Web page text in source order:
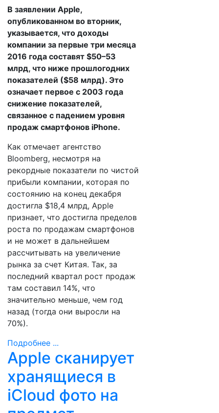
В заявлении Apple,
опубликованном во вторник,
указывается, что доходы
компании за первые три месяца
2016 года составят $50–53
млрд, что ниже прошлогодних
показателей ($58 млрд). Это
означает первое с 2003 года
снижение показателей,
связанное с падением уровня
продаж смартфонов iPhone.
Как отмечает агентство
Bloomberg, несмотря на
рекордные показатели по чистой
прибыли компании, которая по
состоянию на конец декабря
достигла $18,4 млрд, Apple
признает, что достигла пределов
роста по продажам смартфонов
и не может в дальнейшем
рассчитывать на увеличение
рынка за счет Китая. Так, за
последний квартал рост продаж
там составил 14%, что
значительно меньше, чем год
назад (тогда они выросли на
70%).
Подробнее ...
Apple сканирует
хранящиеся в
iCloud фото на